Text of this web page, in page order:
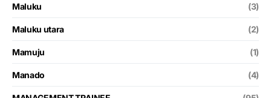
Maluku (3)
Maluku utara (2)
Mamuju (1)
Manado (4)